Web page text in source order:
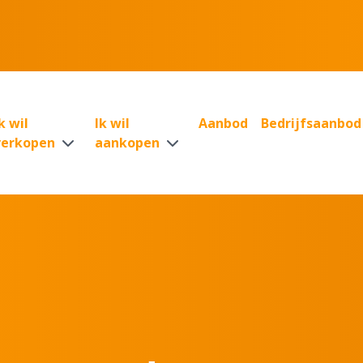
wil
Ik wil
aankopen
Aanbod Bedrijfsaanbod